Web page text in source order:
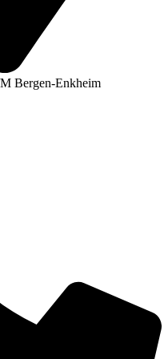
Bergen-Enkheim